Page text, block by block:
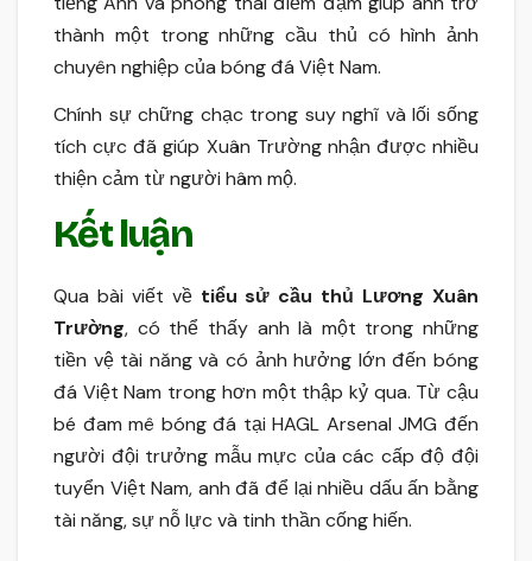
thành một trong những cầu thủ có hình ảnh
chuyên nghiệp của bóng đá Việt Nam.
Chính sự chững chạc trong suy nghĩ và lối sống
tích cực đã giúp Xuân Trường nhận được nhiều
thiện cảm từ người hâm mộ.
Kết luận
Qua bài viết về tiểu sử cầu thủ Lương Xuân
Trường, có thể thấy anh là một trong những
tiền vệ tài năng và có ảnh hưởng lớn đến bóng
đá Việt Nam trong hơn một thập kỷ qua. Từ cậu
bé đam mê bóng đá tại HAGL Arsenal JMG đến
người đội trưởng mẫu mực của các cấp độ đội
tuyển Việt Nam, anh đã để lại nhiều dấu ấn bằng
tài năng, sự nỗ lực và tinh thần cống hiến.